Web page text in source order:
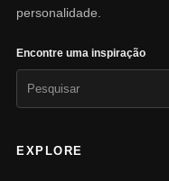
personalidade.
Encontre uma inspiração
EXPLORE